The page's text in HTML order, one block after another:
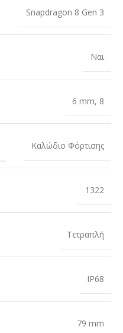
Snapdragon 8 Gen 3
Ναι
6 mm, 8
Καλώδιο Φόρτισης
1322
Τετραπλή
IP68
79 mm